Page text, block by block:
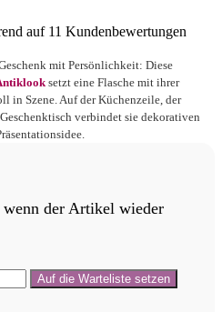
auf 11 Kundenbewertungen
mit Persönlichkeit: Diese
setzt eine Flasche mit ihrer
in Szene. Auf der Küchenzeile, der
verbindet sie dekorativen
der Artikel wieder